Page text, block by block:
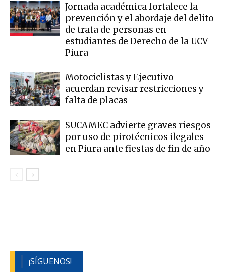
Jornada académica fortalece la
prevención y el abordaje del delito
de trata de personas en
estudiantes de Derecho de la UCV
Piura
Motociclistas y Ejecutivo
acuerdan revisar restricciones y
falta de placas
SUCAMEC advierte graves riesgos
por uso de pirotécnicos ilegales
en Piura ante fiestas de fin de año
¡SÍGUENOS!